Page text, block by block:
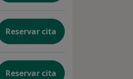
Reservar cita
Reservar cita